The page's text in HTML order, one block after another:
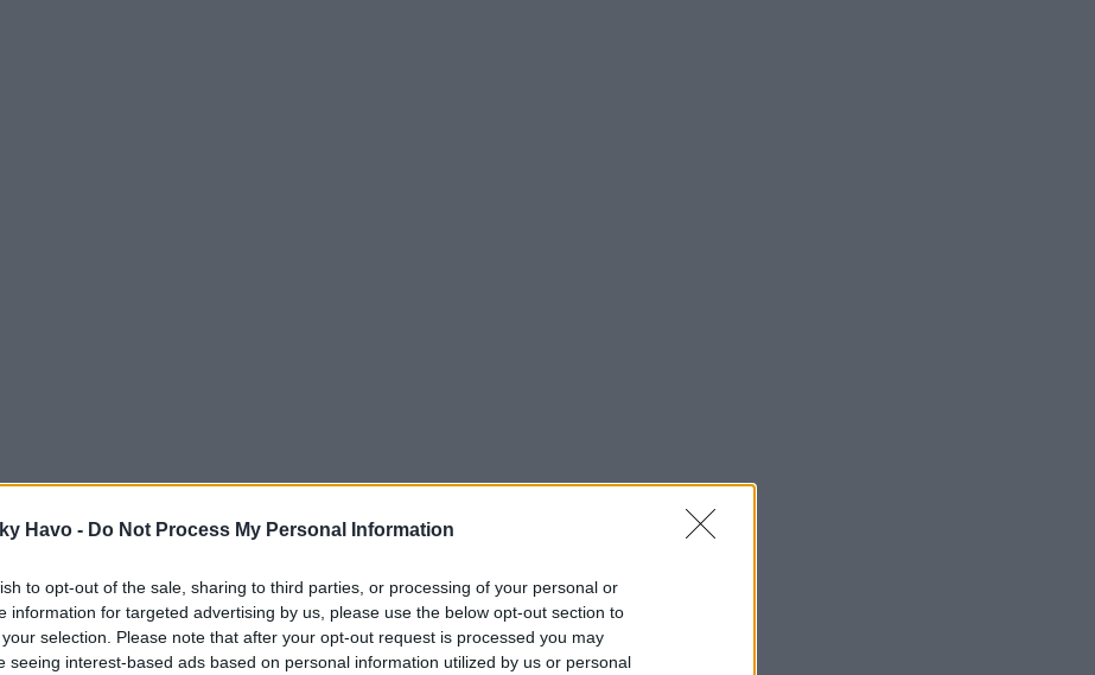
Havo - Do Not Process My Personal Information
to opt-out of the sale, sharing to third parties, or processing of your personal or
information for targeted advertising by us, please use the below opt-out section to
selection. Please note that after your opt-out request is processed you may
seeing interest-based ads based on personal information utilized by us or personal